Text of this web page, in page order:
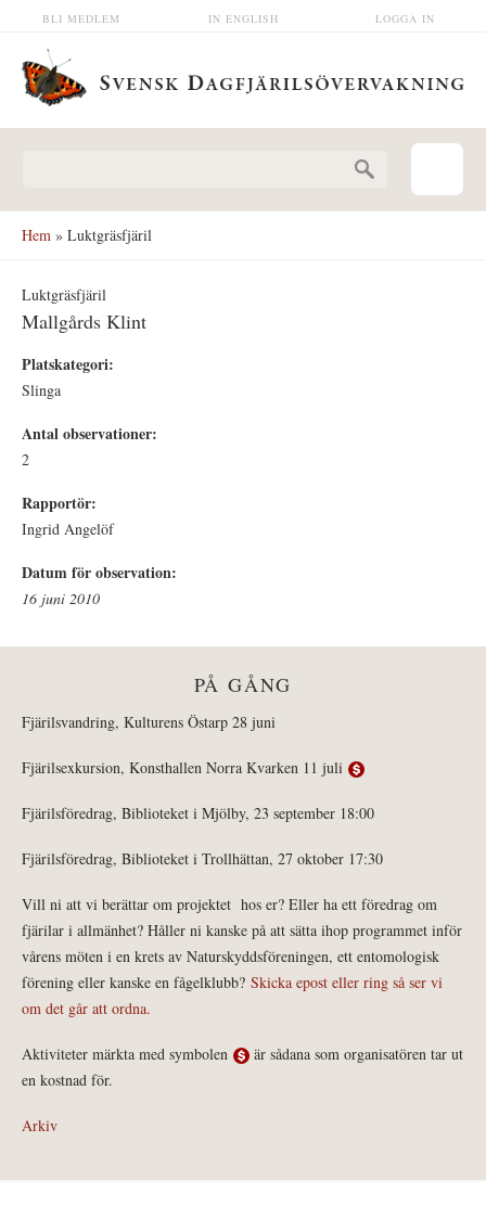
Hoppa till huvudinnehåll LOGGA IN
IN ENGLISH
BLI MEDLEM
Hem » Luktgräsfjäril
Luktgräsfjäril
Mallgårds Klint
Platskategori:
Slinga
Antal observationer:
2
Rapportör:
Ingrid Angelöf
Datum för observation:
16 juni 2010
PÅ GÅNG
Fjärilsvandring, Kulturens Östarp 28 juni
Fjärilsexkursion, Konsthallen Norra Kvarken 11 juli
Fjärilsföredrag, Biblioteket i Mjölby, 23 september 18:00
Fjärilsföredrag, Biblioteket i Trollhättan, 27 oktober 17:30
Vill ni att vi berättar om projektet hos er? Eller ha ett föredrag om
fjärilar i allmänhet? Håller ni kanske på att sätta ihop programmet inför
vårens möten i en krets av Naturskyddsföreningen, ett entomologisk
förening eller kanske en fågelklubb? Skicka epost eller ring så ser vi
om det går att ordna.
Aktiviteter märkta med symbolen
är sådana som organisatören tar ut
en kostnad för.
Arkiv